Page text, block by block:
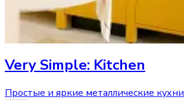
Very Simple: Kitchen
Простые и яркие металлические кухни